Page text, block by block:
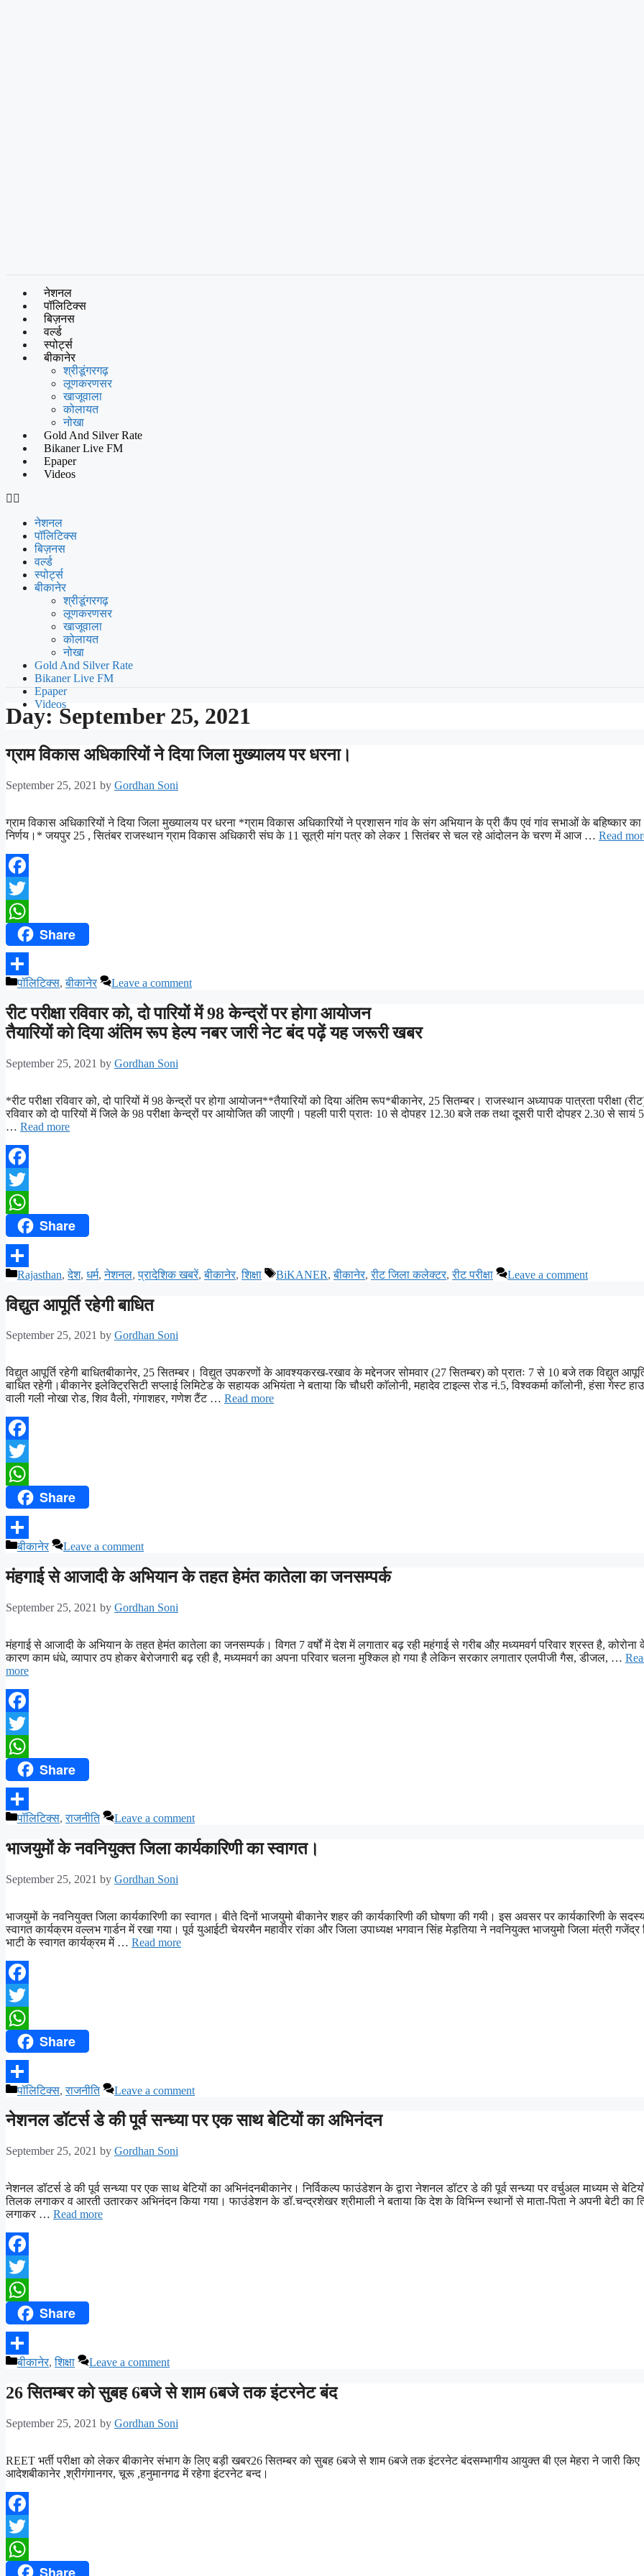
नेशनल
पॉलिटिक्स
बिज़नस
वर्ल्ड
स्पोर्ट्स
बीकानेर
श्रीडूंगरगढ़
लूणकरणसर
खाजूवाला
कोलायत
नोखा
Gold And Silver Rate
Bikaner Live FM
Epaper
Videos
नेशनल
पॉलिटिक्स
बिज़नस
वर्ल्ड
स्पोर्ट्स
बीकानेर
श्रीडूंगरगढ़
लूणकरणसर
खाजूवाला
कोलायत
नोखा
Gold And Silver Rate
Bikaner Live FM
Epaper
Videos
Day:September 25, 2021
ग्राम विकास अधिकारियों ने दिया जिला मुख्यालय पर धरना।
September 25, 2021 by Gordhan Soni
ग्राम विकास अधिकारियों ने दिया जिला मुख्यालय पर धरना *ग्राम विकास अधिकारियों ने प्रशासन गांव के संग अभियान के प्री कैंप एवं गांव सभाओं के बहिष्कार का
निर्णय।* जयपुर 25 , सितंबर राजस्थान ग्राम विकास अधिकारी संघ के 11 सूत्री मांग पत्र को लेकर 1 सितंबर से चल रहे आंदोलन के चरण में आज … Read
Facebook
Twitter
WhatsAppShare
Shareपॉलिटिक्स,बीकानेर Leave a comment
रीट परीक्षा रविवार को, दो पारियों में 98 केन्द्रों पर होगा आयोजन
तैयारियों को दिया अंतिम रूप हेल्प नबर जारी नेट बंद पढ़ें यह जरूरी खबर
September 25, 2021 by Gordhan Soni
*रीट परीक्षा रविवार को, दो पारियों में 98 केन्द्रों पर होगा आयोजन**तैयारियों को दिया अंतिम रूप*बीकानेर, 25 सितम्बर। राजस्थान अध्यापक पात्रता परीक्षा
रविवार को दो पारियों में जिले के 98 परीक्षा केन्द्रों पर आयोजित की जाएगी। पहली पारी प्रातः 10 से दोपहर 12.30 बजे तक तथा दूसरी पारी दोपहर 2.30 से सायं
… Read more
Facebook
Twitter
WhatsAppShare
ShareRajasthan,देश, धर्म,नेशनल,प्रादेशिक खबरें,बीकानेर,शिक्षा BiKANER,बीकानेर,रीट जिला कलेक्टर,रीट परीक्षा Leave a comment
विद्युत आपूर्ति रहेगी बाधित
September 25, 2021 by Gordhan Soni
विद्युत आपूर्ति रहेगी बाधितबीकानेर, 25 सितम्बर। विद्युत उपकरणों के आवश्यकरख-रखाव के मद्देनजर सोमवार (27 सितम्बर) को प्रातः 7 से 10 बजे तक विद्युत
बाधित रहेगी।बीकानेर इलेक्ट्रिसिटी सप्लाई लिमिटेड के सहायक अभियंता ने बताया कि चौधरी काॅलोनी, महादेव टाइल्स रोड नं.5, विश्वकर्मा काॅलोनी, हंसा गेस्ट
वाली गली नोखा रोड, शिव वैली, गंगाशहर, गणेश टैंट … Read more
Facebook
Twitter
WhatsAppShare
Shareबीकानेर Leave a comment
मंहगाई से आजादी के अभियान के तहत हेमंत कातेला का जनसम्पर्क
September 25, 2021 by Gordhan Soni
मंहगाई से आजादी के अभियान के तहत हेमंत कातेला का जनसम्पर्क। विगत 7 वर्षों में देश में लगातार बढ़ रही महंगाई से गरीब औऱ मध्यमवर्ग परिवार श्रस्त है, कोरोना
कारण काम धंधे, व्यापार ठप होकर बेरोजगारी बढ़ रही है, मध्यमवर्ग का अपना परिवार चलना मुश्किल हो गया है लेकिन सरकार लगातार एलपीजी गैस, डीजल, …
more
Facebook
Twitter
WhatsAppShare
Shareपॉलिटिक्स,राजनीति Leave a comment
भाजयुमों के नवनियुक्त जिला कार्यकारिणी का स्वागत।
September 25, 2021 by Gordhan Soni
भाजयुमों के नवनियुक्त जिला कार्यकारिणी का स्वागत। बीते दिनों भाजयुमो बीकानेर शहर की कार्यकारिणी की घोषणा की गयी। इस अवसर पर कार्यकारिणी के
स्वागत कार्यक्रम वल्लभ गार्डन में रखा गया। पूर्व युआईटी चेयरमैन महावीर रांका और जिला उपाध्यक्ष भगवान सिंह मेड़तिया ने नवनियुक्त भाजयुमो जिला मंत्री गजेंद्र
भाटी के स्वागत कार्यक्रम में … Read more
Facebook
Twitter
WhatsAppShare
Shareपॉलिटिक्स,राजनीति Leave a comment
नेशनल डॉटर्स डे की पूर्व सन्ध्या पर एक साथ बेटियों का अभिनंदन
September 25, 2021 by Gordhan Soni
नेशनल डॉटर्स डे की पूर्व सन्ध्या पर एक साथ बेटियों का अभिनंदनबीकानेर। निर्विकल्प फाउंडेशन के द्वारा नेशनल डॉटर डे की पूर्व सन्ध्या पर वर्चुअल माध्यम से
तिलक लगाकर व आरती उतारकर अभिनंदन किया गया। फाउंडेशन के डॉ.चन्द्रशेखर श्रीमाली ने बताया कि देश के विभिन्न स्थानों से माता-पिता ने अपनी बेटी का
लगाकर … Read more
Facebook
Twitter
WhatsAppShare
Shareबीकानेर,शिक्षा Leave a comment
26 सितम्बर को सुबह 6बजे से शाम 6बजे तक इंटरनेट बंद
September 25, 2021 by Gordhan Soni
REET भर्ती परीक्षा को लेकर बीकानेर संभाग के लिए बड़ी खबर26 सितम्बर को सुबह 6बजे से शाम 6बजे तक इंटरनेट बंदसम्भागीय आयुक्त बी एल मेहरा ने जारी किए
आदेशबीकानेर ,श्रीगंगानगर, चूरू ,हनुमानगढ में रहेगा इंटरनेट बन्द।
Facebook
Twitter
WhatsAppShare